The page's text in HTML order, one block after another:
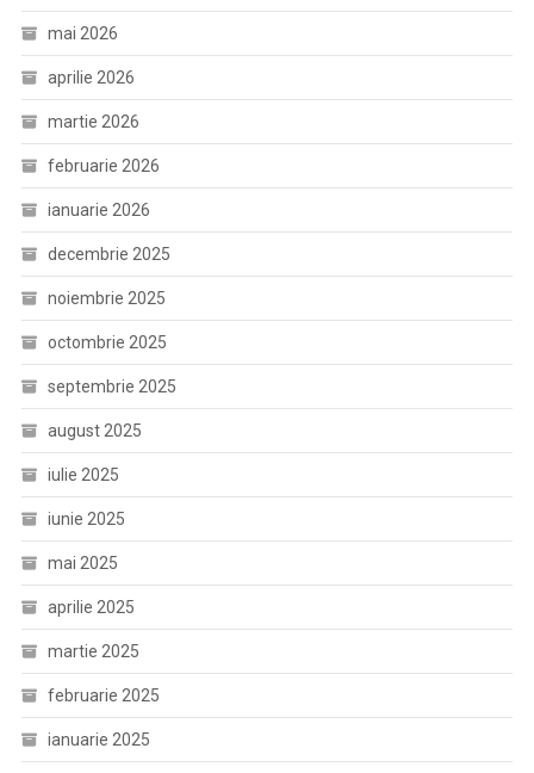
mai 2026
aprilie 2026
martie 2026
februarie 2026
ianuarie 2026
decembrie 2025
noiembrie 2025
octombrie 2025
septembrie 2025
august 2025
iulie 2025
iunie 2025
mai 2025
aprilie 2025
martie 2025
februarie 2025
ianuarie 2025